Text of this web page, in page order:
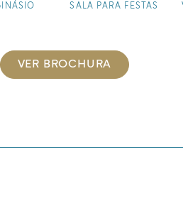
SALA PARA FESTAS
VER BROCHURA